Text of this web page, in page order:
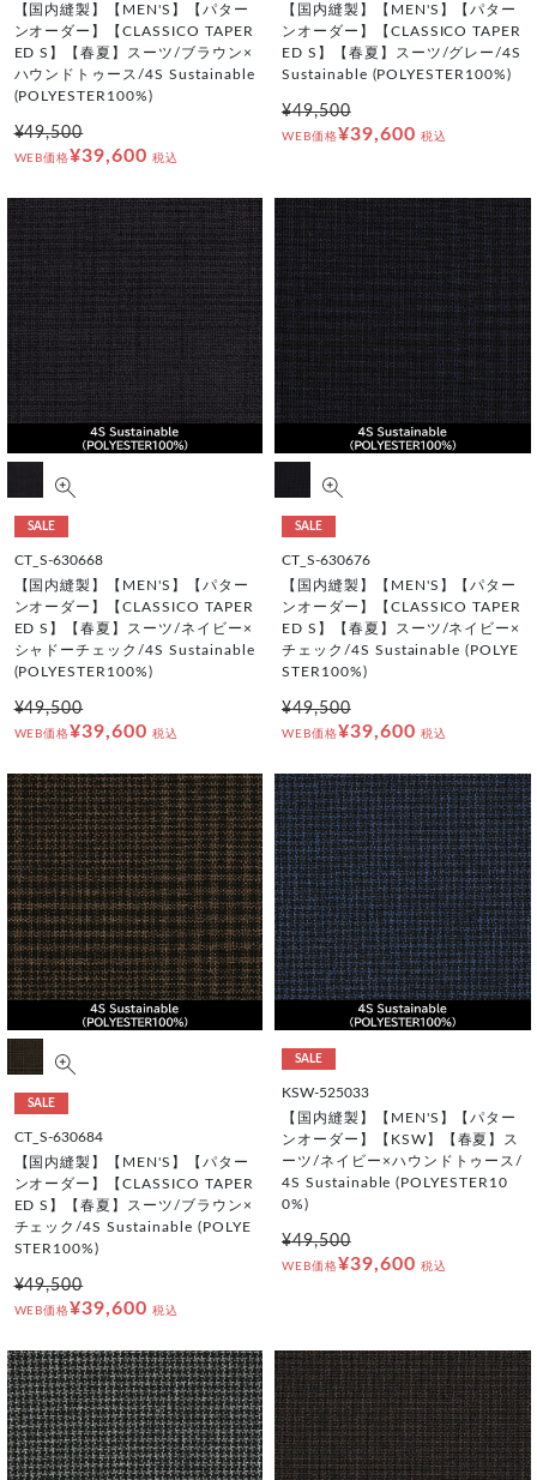
【国内縫製】【MEN'S】【パター
ンオーダー】【CLASSICO TAPER
ED S】【春夏】スーツ/ブラウン×
ハウンドトゥース/4S Sustainable
(POLYESTER100%)
¥49,500
WEB価格¥39,600 税込
【国内縫製】【MEN'S】【パター
ンオーダー】【CLASSICO TAPER
ED S】【春夏】スーツ/グレー/4S
Sustainable (POLYESTER100%)
¥49,500
WEB価格¥39,600 税込
SALE
CT_S-630668
【国内縫製】【MEN'S】【パター
ンオーダー】【CLASSICO TAPER
ED S】【春夏】スーツ/ネイビー×
シャドーチェック/4S Sustainable
(POLYESTER100%)
¥49,500
WEB価格¥39,600 税込
SALE
CT_S-630676
【国内縫製】【MEN'S】【パター
ンオーダー】【CLASSICO TAPER
ED S】【春夏】スーツ/ネイビー×
チェック/4S Sustainable (POLYE
STER100%)
¥49,500
WEB価格¥39,600 税込
SALE
CT_S-630684
【国内縫製】【MEN'S】【パター
ンオーダー】【CLASSICO TAPER
ED S】【春夏】スーツ/ブラウン×
チェック/4S Sustainable (POLYE
STER100%)
¥49,500
WEB価格¥39,600 税込
SALE
KSW-525033
【国内縫製】【MEN'S】【パター
ンオーダー】【KSW】【春夏】ス
ーツ/ネイビー×ハウンドトゥース/
4S Sustainable (POLYESTER10
0%)
¥49,500
WEB価格¥39,600 税込